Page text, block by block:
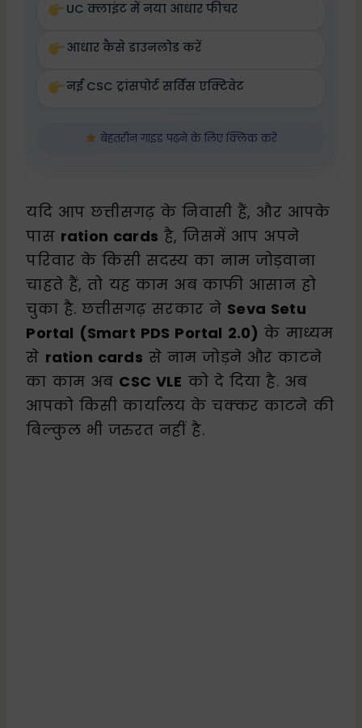
UC क्लाइंट में नया आधार फीचर
आधार कैसे डाउनलोड करें
नई CSC ट्रांसपोर्ट सर्विस एक्टिवेट
बेहतरीन गाइड पढ़ने के लिए क्लिक करें
यदि आप छत्तीसगढ़ के निवासी हैं, और आपके
पास ration cards है, जिसमें आप अपने
परिवार के किसी सदस्य का नाम जोड़वाना
चाहते हैं, तो यह काम अब काफी आसान हो
चुका है. छत्तीसगढ़ सरकार ने Seva Setu
Portal (Smart PDS Portal 2.0) के माध्यम
से ration cards से नाम जोड़ने और काटने
का काम अब CSC VLE को दे दिया है. अब
आपको किसी कार्यालय के चक्कर काटने की
बिल्कुल भी जरुरत नहीं है.